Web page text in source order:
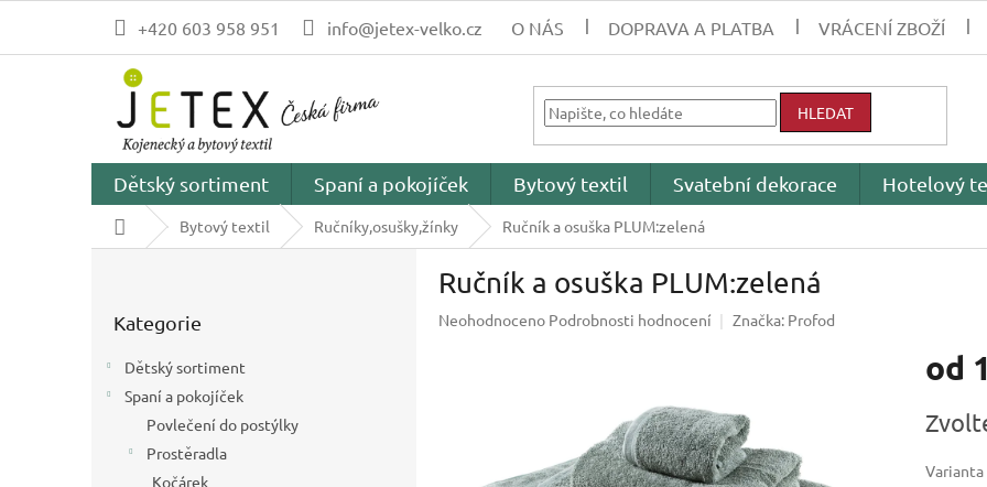
obsah
+420 603 958 951 info@jetex-velko.cz O NÁS DOPRAVA A PLATBA VRÁCENÍ ZBOŽÍ
HLEDAT
Dětský sortiment Spaní a pokojíček Bytový textil Svatební dekorace Hotelový
Domů Bytový textil Ručníky,osušky,žínky Ručník a osuška PLUM:zelená
kategorie
Kategorie
Dětský sortiment
Spaní a pokojíček
Povlečení do postýlky
Prostěradla
Kočárek
Ručník a osuška PLUM:zelená
Průměrné
Neohodnoceno Podrobnosti hodnocení Značka: Profod
od
cena:
Varianta